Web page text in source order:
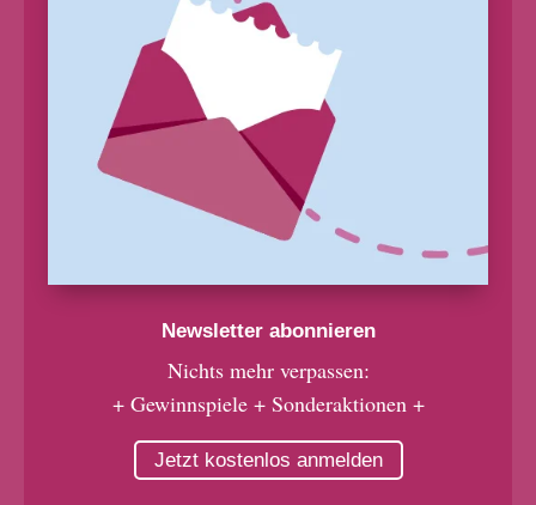
Newsletter abonnieren
Nichts mehr verpassen:
+ Gewinnspiele + Sonderaktionen +
Jetzt kostenlos anmelden